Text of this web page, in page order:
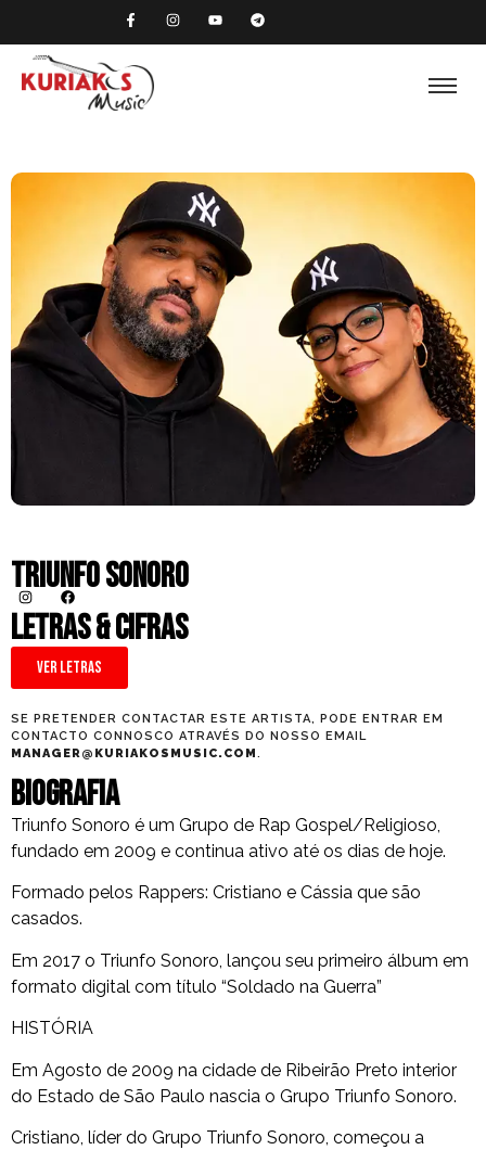
Triunfo Sonoro
LETRAS & CIFRAS
Ver Letras
SE PRETENDER CONTACTAR ESTE ARTISTA, PODE ENTRAR EM
CONTACTO CONNOSCO ATRAVÉS DO NOSSO EMAIL
MANAGER@KURIAKOSMUSIC.COM.
Biografia
Triunfo Sonoro é um Grupo de Rap Gospel/Religioso,
fundado em 2009 e continua ativo até os dias de hoje.
Formado pelos Rappers: Cristiano e Cássia que são
casados.
Em 2017 o Triunfo Sonoro, lançou seu primeiro álbum em
formato digital com título “Soldado na Guerra”
HISTÓRIA
Em Agosto de 2009 na cidade de Ribeirão Preto interior
do Estado de São Paulo nascia o Grupo Triunfo Sonoro.
Cristiano, líder do Grupo Triunfo Sonoro, começou a